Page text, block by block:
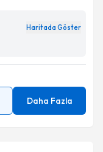
Haritada Göster
Daha Fazla